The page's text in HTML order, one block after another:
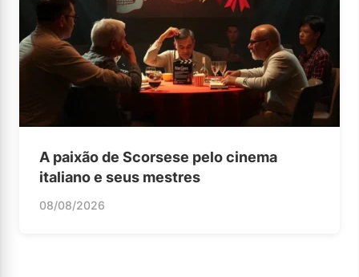
A paixão de Scorsese pelo cinema
italiano e seus mestres
08/08/2026